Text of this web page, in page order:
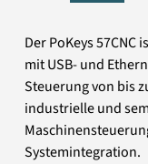
Der PoKeys
mit USB- und
Steuerung von bis
industrielle und
Systemintegration.